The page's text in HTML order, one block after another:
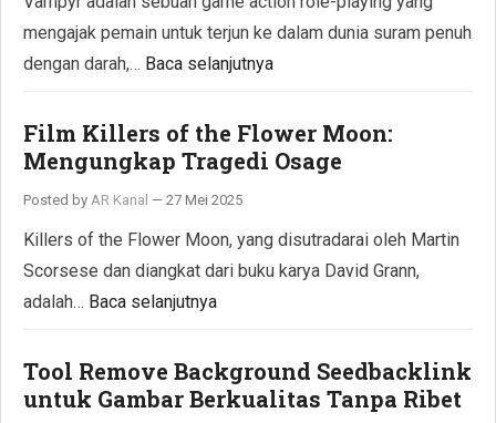
mengajak pemain untuk terjun ke dalam dunia suram penuh
dengan darah,… Baca selanjutnya
Film Killers of the Flower Moon:
Mengungkap Tragedi Osage
Posted by AR Kanal — 27 Mei 2025
Killers of the Flower Moon, yang disutradarai oleh Martin
Scorsese dan diangkat dari buku karya David Grann,
adalah… Baca selanjutnya
Tool Remove Background Seedbacklink
untuk Gambar Berkualitas Tanpa Ribet